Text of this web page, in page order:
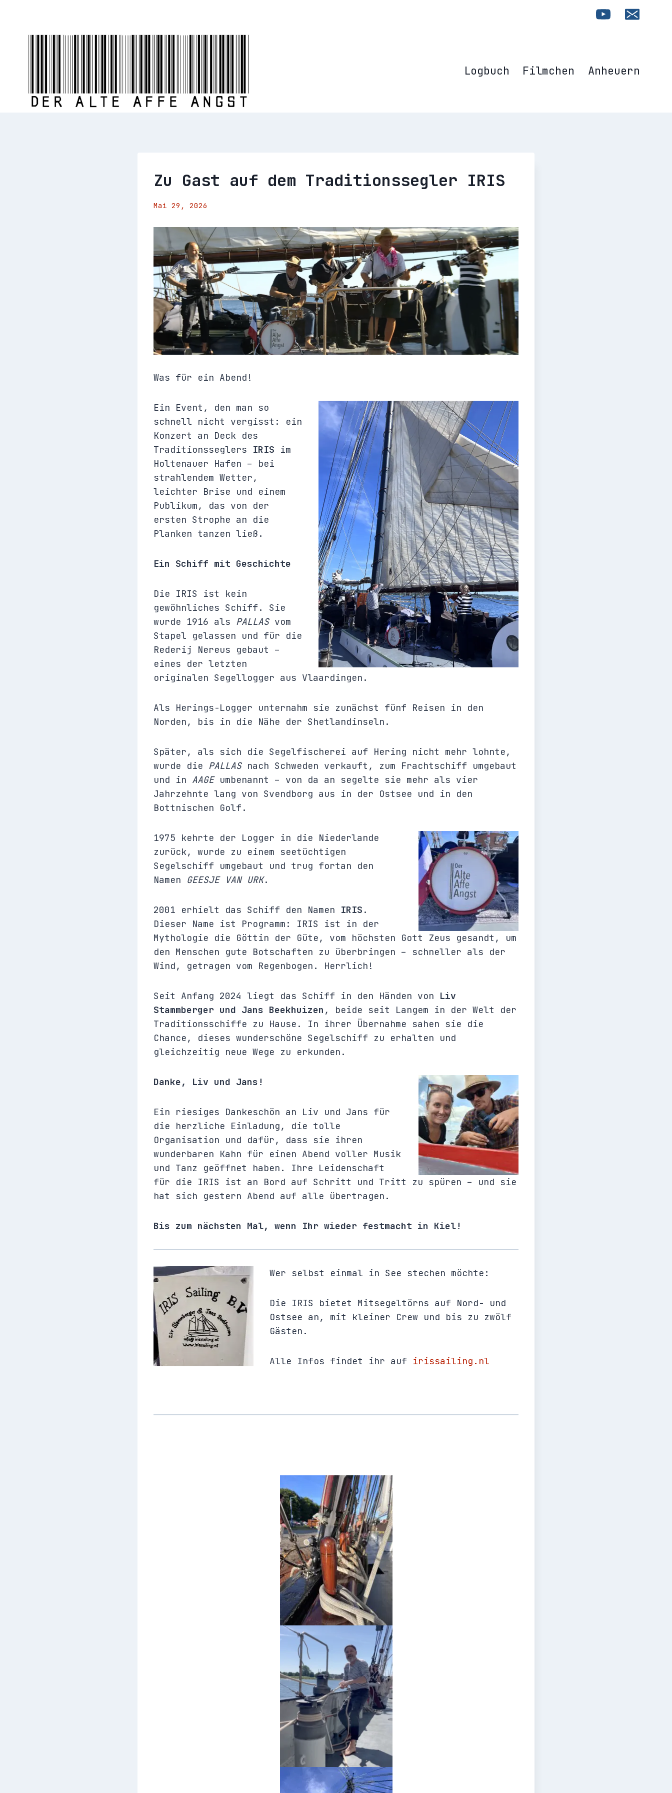
springen
Logbuch Filmchen Anheuern
Zu Gast auf dem Traditionssegler IRIS
Mai 29, 2026
Was für ein Abend!
Ein Event, den man so
schnell nicht vergisst: ein
Konzert an Deck des
Traditionsseglers IRIS im
Holtenauer Hafen – bei
strahlendem Wetter,
leichter Brise und einem
Publikum, das von der
ersten Strophe an die
Planken tanzen ließ.
Ein Schiff mit Geschichte
Die IRIS ist kein
gewöhnliches Schiff. Sie
wurde 1916 als PALLASvom
Stapel gelassen und für die
Rederij Nereus gebaut –
eines der letzten
originalen Segellogger aus Vlaardingen.
Als Herings-Logger unternahm sie zunächst fünf Reisen in den
Norden, bis in die Nähe der Shetlandinseln.
Später, als sich die Segelfischerei auf Hering nicht mehr lohnte,
wurde die PALLASnach Schweden verkauft, zum Frachtschiff umgebaut
und in AAGEumbenannt – von da an segelte sie mehr als vier
Jahrzehnte lang von Svendborg aus in der Ostsee und in den
Bottnischen Golf.
1975 kehrte der Logger in die Niederlande
zurück, wurde zu einem seetüchtigen
Segelschiff umgebaut und trug fortan den
Namen GEESJE VAN URK.
2001 erhielt das Schiff den Namen IRIS .
Dieser Name ist Programm: IRIS ist in der
Mythologie die Göttin der Güte, vom höchsten Gott Zeus gesandt, um
den Menschen gute Botschaften zu überbringen – schneller als der
Wind, getragen vom Regenbogen. Herrlich!
Seit Anfang 2024 liegt das Schiff in den Händen von Liv
Stammberger und Jans Beekhuizen , beide seit Langem in der Welt der
Traditionsschiffe zu Hause. In ihrer Übernahme sahen sie die
Chance, dieses wunderschöne Segelschiff zu erhalten und
gleichzeitig neue Wege zu erkunden.
Danke, Liv und Jans!
Ein riesiges Dankeschön an Liv und Jans für
die herzliche Einladung, die tolle
Organisation und dafür, dass sie ihren
wunderbaren Kahn für einen Abend voller Musik
und Tanz geöffnet haben. Ihre Leidenschaft
für die IRIS ist an Bord auf Schritt und Tritt zu spüren – und sie
hat sich gestern Abend auf alle übertragen.
Bis zum nächsten Mal, wenn Ihr wieder festmacht in Kiel!
Wer selbst einmal in See stechen möchte:
Die IRIS bietet Mitsegeltörns auf Nord- und
Ostsee an, mit kleiner Crew und bis zu zwölf
Gästen.
Alle Infos findet ihr auf irissailing.nl